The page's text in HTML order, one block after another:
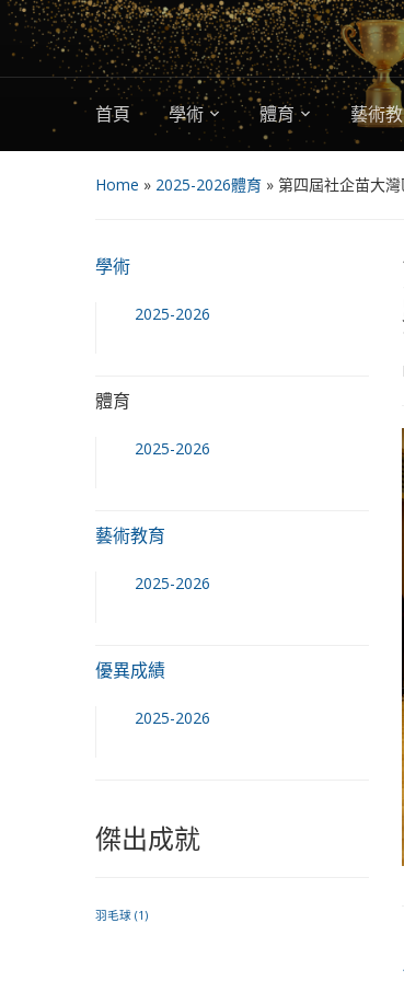
首頁 學術 體育 藝術
Home » 2025-2026體育 » 第四屆社企苗大
學術
2025-2026
體育
2025-2026
藝術教育
2025-2026
優異成績
2025-2026
傑出成就
羽毛球 (1)